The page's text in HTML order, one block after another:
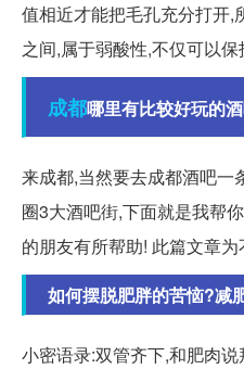
值相近才能把毛孔充分打开
之间,属于弱酸性,不仅可以
成都哪里有比较好玩的
来成都,当然要去成都酒吧一
圈3大酒吧街,下面就是我帮
的朋友有所帮助! 此篇文章为
如何摆脱肥胖的苦恼?减
小密语录:双管齐下,和肥肉